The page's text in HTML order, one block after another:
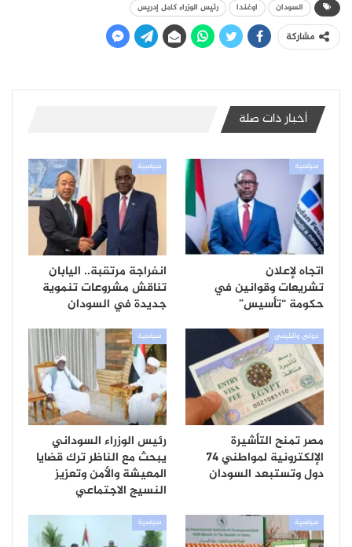
السودان اوغندا رئيس الوزراء كامل إدريس
مشاركة
أخبار ذات صلة
سياسية
اتجاه لإعلان
تشريعات وقوانين في
حكومة “تأسيس”
سياسية
انفراجة مرتقبة.. اليابان
تناقش مشروعات تنموية
جديدة في السودان
دولي واقليمي
مصر تمنح التأشيرة
الإلكترونية لمواطني 74
دول وتستبعد السودان
سياسية
رئيس الوزراء السوداني
يبحث مع الناظر ترك قضايا
المعيشة والأمن وتعزيز
النسيج الاجتماعي
سياسية سياسية